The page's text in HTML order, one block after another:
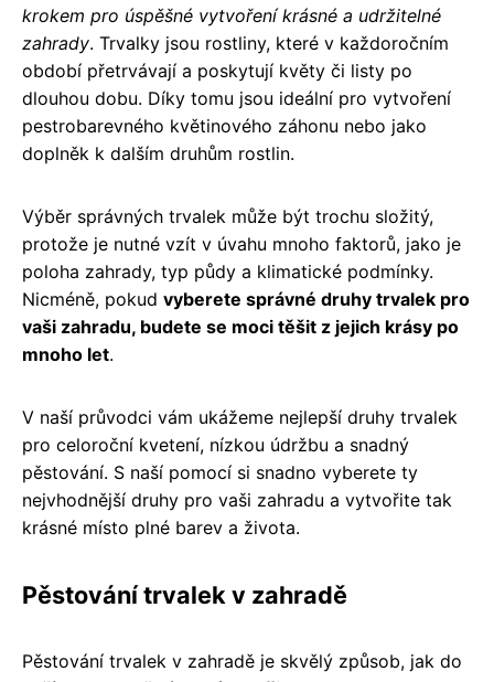
krokem pro úspěšné vytvoření krásné a udržitelné
zahrady. Trvalky jsou rostliny, které v každoročním
období přetrvávají a poskytují květy či listy po
dlouhou dobu. Díky tomu jsou ideální pro vytvoření
pestrobarevného květinového záhonu nebo jako
doplněk k dalším druhům rostlin.
Výběr správných trvalek může být trochu složitý,
protože je nutné vzít v úvahu mnoho faktorů, jako je
poloha zahrady, typ půdy a klimatické podmínky.
Nicméně, pokud vyberete správné druhy trvalek pro
vaši zahradu, budete se moci těšit z jejich krásy po
mnoho let.
V naší průvodci vám ukážeme nejlepší druhy trvalek
pro celoroční kvetení, nízkou údržbu a snadný
pěstování. S naší pomocí si snadno vyberete ty
nejvhodnější druhy pro vaši zahradu a vytvořite tak
krásné místo plné barev a života.
Pěstování trvalek v zahradě
Pěstování trvalek v zahradě je skvělý způsob, jak do